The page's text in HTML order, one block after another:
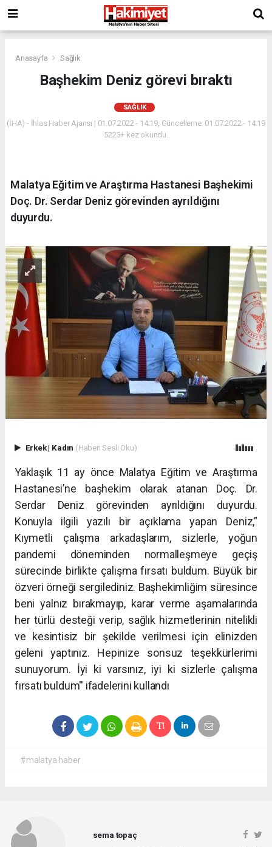
Anasayfa Sağlık
Başhekim Deniz görevi bıraktı
SAĞLIK
(İHA) - İhlas Haber Ajansı | 01.07.2022 - 14:19, Güncelleme: 01.07.2022 - 14:19
5223+ kez okundu.
Malatya Eğitim ve Araştırma Hastanesi Başhekimi
Doç. Dr. Serdar Deniz görevinden ayrıldığını
duyurdu.
Erkek| Kadın (Haberi Sesli Oku)
Yaklaşık 11 ay önce Malatya Eğitim ve Araştırma
Hastanesi’ne başhekim olarak atanan Doç. Dr.
Serdar Deniz görevinden ayrıldığını duyurdu.
Konuyla ilgili yazılı bir açıklama yapan Deniz,”
Kıymetli çalışma arkadaşlarım, sizlerle, yoğun
pandemi döneminden normalleşmeye geçiş
sürecinde birlikte çalışma fırsatı buldum. Büyük bir
özveri örneği sergilediniz. Başhekimliğim süresince
beni yalnız bırakmayıp, karar verme aşamalarında
her türlü desteği verip, sağlık hizmetlerinin nitelikli
ve kesintisiz bir şekilde verilmesi için elinizden
geleni yaptınız. Hepinize sonsuz teşekkürlerimi
sunuyorum. İyi ki varsınız, iyi ki sizlerle çalışma
fırsatı buldum'' ifadelerini kullandı
#malatya haber
sema topaç